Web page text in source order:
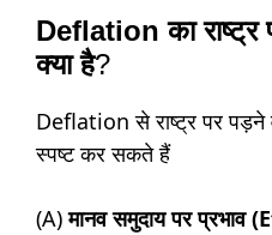
Deflation का राष्ट्र
क्या है?
Deflation से राष्ट्र पर पड़ने
स्पष्ट कर सकते हैं
(A)मानव समुदाय पर